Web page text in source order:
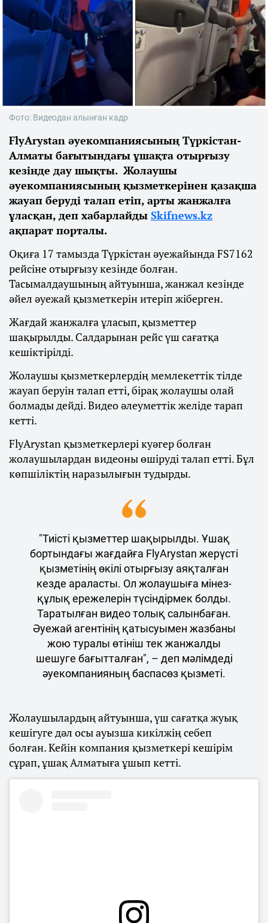
Фото: Видеодан алынған кадр
FlyArystan әуекомпаниясының Түркістан-
Алматы бағытындағы ұшақта отырғызу
кезінде дау шықты. Жолаушы
әуекомпаниясының қызметкерінен қазақша
жауап беруді талап етіп, арты жанжалға
ұласқан, деп хабарлайды Skifnews.kz
ақпарат порталы.
Оқиға 17 тамызда Түркістан әуежайында FS7162
рейсіне отырғызу кезінде болған.
Тасымалдаушының айтуынша, жанжал кезінде
әйел әуежай қызметкерін итеріп жіберген.
Жағдай жанжалға ұласып, қызметтер
шақырылды. Салдарынан рейс үш сағатқа
кешіктірілді.
Жолаушы қызметкерлердің мемлекеттік тілде
жауап беруін талап етті, бірақ жолаушы олай
болмады дейді. Видео әлеуметтік желіде тарап
кетті.
FlyArystan қызметкерлері куәгер болған
жолаушылардан видеоны өшіруді талап етті. Бұл
көпшіліктің наразылығын тудырды.
"Тиісті қызметтер шақырылды. Ұшақ
бортындағы жағдайға FlyArystan жерүсті
қызметінің өкілі отырғызу аяқталған
кезде араласты. Ол жолаушыға мінез-
құлық ережелерін түсіндірмек болды.
Таратылған видео толық салынбаған.
Әуежай агентінің қатысуымен жазбаны
жою туралы өтініш тек жанжалды
шешуге бағытталған", – деп мәлімдеді
әуекомпанияның баспасөз қызметі.
Жолаушылардың айтуынша, үш сағатқа жуық
кешігуге дәл осы ауызша кикілжің себеп
болған. Кейін компания қызметкері кешірім
сұрап, ұшақ Алматыға ұшып кетті.